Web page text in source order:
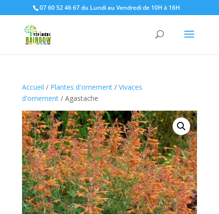
07 60 52 46 67 du Lundi au Vendredi de 10H à 16H
Accueil / Plantes d'ornement/ Vivaces
d'ornement/ Agastache